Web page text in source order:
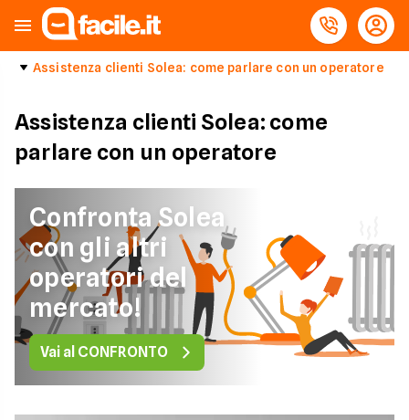
Assistenza clienti Solea: come parlare con un operatore
Assistenza clienti Solea: come
parlare con un operatore
Confronta Solea
con gli altri
operatori del
mercato!
Vai al CONFRONTO